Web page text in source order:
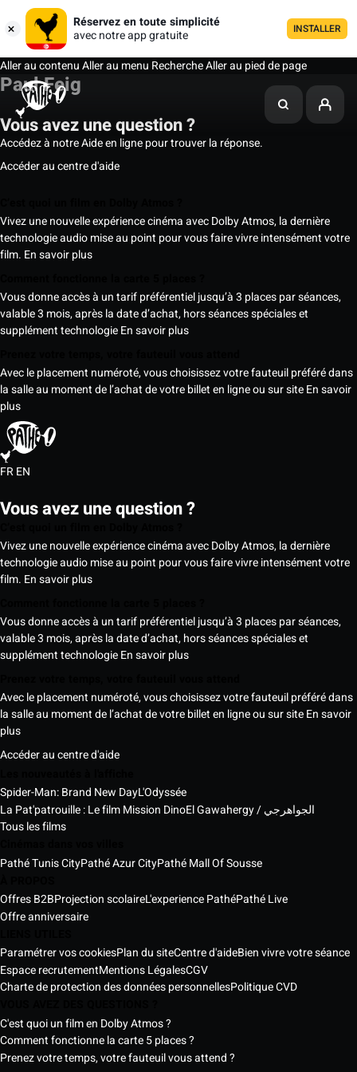
Réservez en toute simplicité
avec notre app gratuite
INSTALLER
Aller au contenuAller au menu RechercheAller au pied de page
Paul Feig
Vous avez une question ?
Accédez à notre Aide en ligne pour trouver la réponse.
Accéder au centre d'aide
Vivez une nouvelle expérience cinéma avec Dolby Atmos, la dernière
technologie audio mise au point pour vous faire vivre intensément votre
film. En savoir plus
Vous donne accès à un tarif préférentiel jusqu’à 3 places par séances,
valable 3 mois, après la date d’achat, hors séances spéciales et
supplément technologieEn savoir plus
Avec le placement numéroté, vous choisissez votre fauteuil préféré dans
la salle au moment de l’achat de votre billet en ligne ou sur siteEn savoir
plus
FREN
Vous avez une question ?
Vivez une nouvelle expérience cinéma avec Dolby Atmos, la dernière
technologie audio mise au point pour vous faire vivre intensément votre
film. En savoir plus
Vous donne accès à un tarif préférentiel jusqu’à 3 places par séances,
valable 3 mois, après la date d’achat, hors séances spéciales et
supplément technologieEn savoir plus
Avec le placement numéroté, vous choisissez votre fauteuil préféré dans
la salle au moment de l’achat de votre billet en ligne ou sur siteEn savoir
plus
Accéder au centre d'aide
Spider-Man: Brand New DayL'Odyssée
La Pat'patrouille : Le film Mission Dino
El Gawahergy / الجواهرجي
Tous les films
Pathé Tunis CityPathé Azur CityPathé Mall Of Sousse
Offres B2BProjection scolaireL'experience PathéPathé Live
Offre anniversaire
Paramétrer vos cookiesPlan du siteCentre d'aideBien vivre votre séance
Espace recrutementMentions LégalesCGV
Charte de protection des données personnellesPolitique CVD
C'est quoi un film en Dolby Atmos ?
Comment fonctionne la carte 5 places ?
Prenez votre temps, votre fauteuil vous attend ?